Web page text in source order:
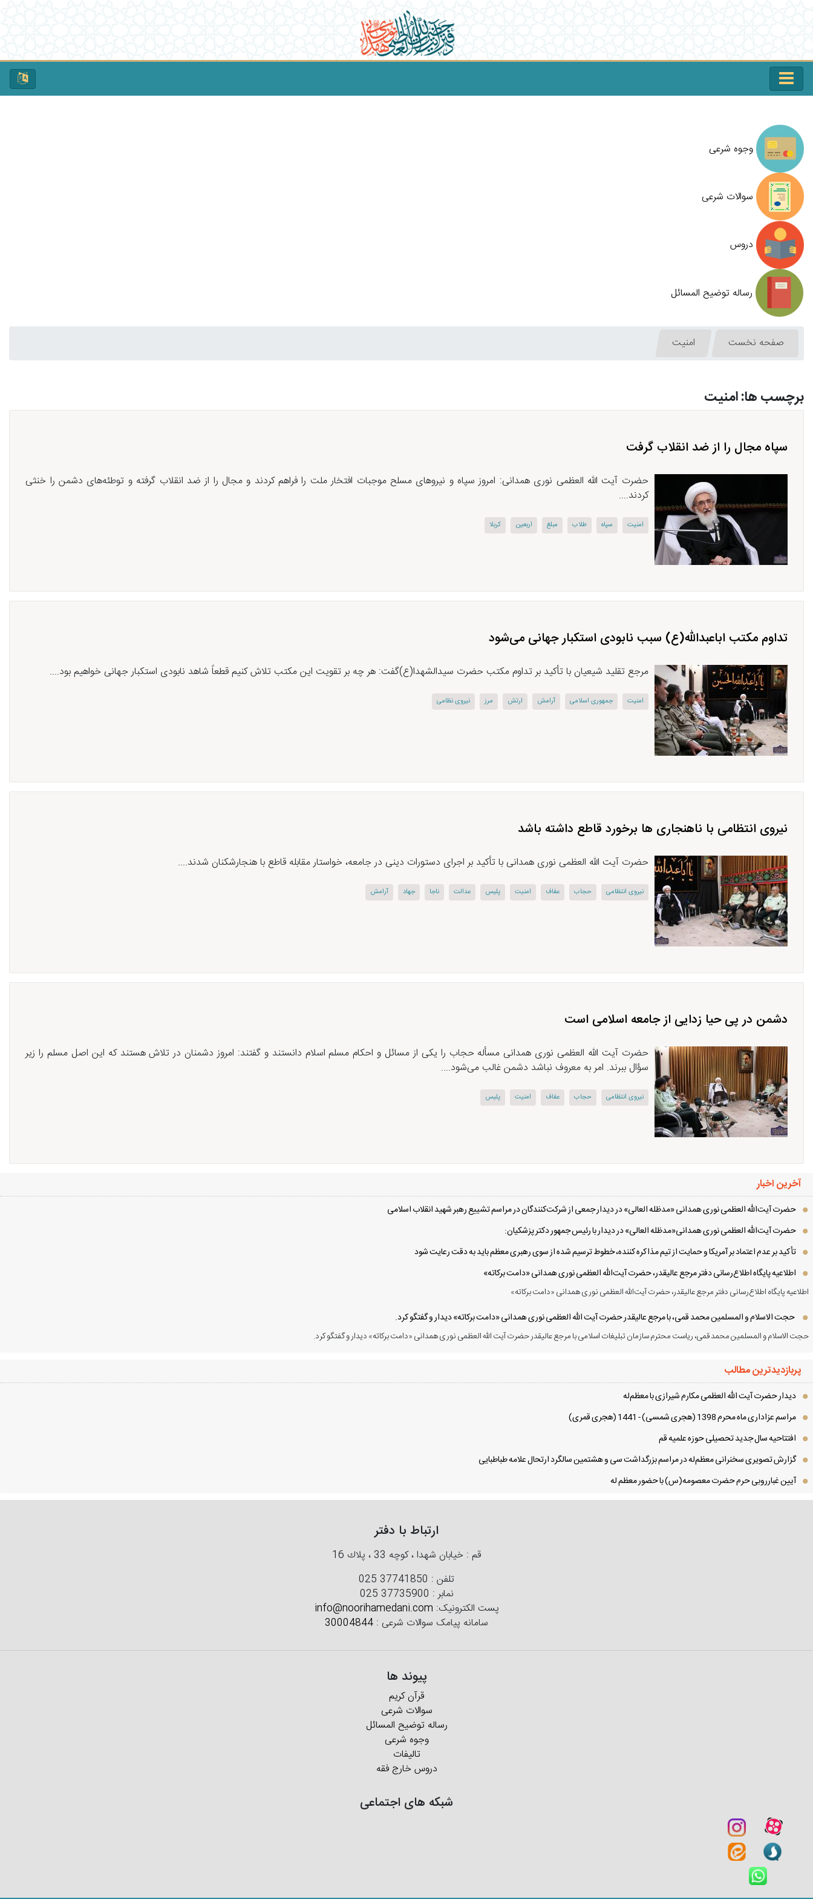
وجوه شرعی
سوالات شرعی
دروس
رساله توضیح المسائل
صفحه نخست امنیت
برچسب ها: امنیت
سپاه مجال را از ضد انقلاب گرفت
حضرت آیت الله العظمی نوری همدانی: امروز سپاه و نیروهای مسلح موجبات افتخار ملت را فراهم كردند و مجال را از ضد انقلاب گرفته و توطئه‌های دشمن را خنثی
كردند....
امنیت سپاه طلاب مبلغ اربعین كربلا
تداوم مکتب اباعبدالله(ع) سبب نابودی استکبار جهانی می‌شود
مرجع تقلید شیعیان با تأکید بر تداوم مکتب حضرت سیدالشهدا(ع)گفت: هر چه بر تقویت این مکتب تلاش کنیم قطعاً شاهد نابودی استکبار جهانی خواهیم بود....
امنیت جمهوری اسلامی آرامش ارتش مرز نیروی نظامی
نیروی انتظامی با ناهنجاری ها برخورد قاطع داشته باشد
حضرت آیت الله العظمی نوری همدانی با تأکید بر اجرای دستورات دینی در جامعه، خواستار مقابله قاطع با هنجارشکنان شدند....
نیروی انتظامی حجاب عفاف امنیت پلیس عدالت ناجا جهاد آرامش
دشمن در پی حیا زدایی از جامعه اسلامی است
حضرت آیت الله العظمی نوری همدانی مسأله حجاب را یکی از مسائل و احکام مسلم اسلام دانستند و گفتند: امروز دشمنان در تلاش هستند که این اصل مسلم را زیر
سؤال ببرند. امر به معروف نباشد دشمن غالب می‌شود....
نیروی انتظامی حجاب عفاف امنیت پلیس
آخرین اخبار
حضرت آیت‌الله العظمی نوری همدانی «مدظله العالی» در دیدار جمعی از شرکت‌کنندگان در مراسم تشییع رهبر شهید انقلاب اسلامی
حضرت آیت‌الله العظمی نوری همدانی«مدظله العالی» در دیدار با رئیس جمهور دکتر پزشکیان:
تأکید بر عدم اعتماد بر آمریکا و حمایت از تیم مذاکره کننده، خطوط ترسیم شده از سوی رهبری معظم باید به دقت رعایت شود
اطلاعیه پایگاه اطلاع‌رسانی دفتر مرجع عالیقدر، حضرت آیت‌الله العظمی نوری همدانی «دامت برکاته»
اطلاعیه پایگاه اطلاع‌رسانی دفتر مرجع عالیقدر، حضرت آیت‌الله العظمی نوری همدانی «دامت برکاته»
حجت الاسلام و المسلمین محمد قمی، با مرجع عالیقدر حضرت آیت الله العظمی نوری همدانی «دامت برکاته» دیدار و گفتگو کرد.
حجت الاسلام و المسلمین محمد قمی، ریاست محترم سازمان تبلیغات اسلامی با مرجع عالیقدر حضرت آیت الله العظمی نوری همدانی «دامت برکاته» دیدار و گفتگو کرد.
پربازدیدترین مطالب
دیدار حضرت آیت الله العظمی مكارم شیرازی با معظم‌له
مراسم عزاداری ماه محرم 1398 (هجری شمسی) - 1441 (هجری قمری)
افتتاحیه سال جدید تحصیلی حوزه علمیه قم
گزارش تصویری سخنرانی معظم‌له در مراسم بزرگداشت سی و هشتمین سالگرد ارتحال علامه طباطبایی
آیین غبارروبی حرم حضرت معصومه(س) با حضور معظم له
ارتباط با دفتر
قم : خیابان شهدا ، كوچه 33 ، پلاك 16
تلفن : 025 37741850
نمابر : 025 37735900
پست الکترونیک: info@noorihamedani.com
سامانه پیامک سوالات شرعی : 30004844
پیوند ها
قرآن کریم
سوالات شرعی
رساله توضیح المسائل
وجوه شرعی
تالیفات
دروس خارج فقه
شبکه های اجتماعی